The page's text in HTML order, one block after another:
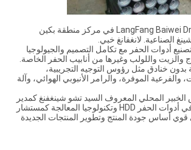
تقع شركة LangFang Baiwei Drill Co.,Ltd في مركز منطقة بكين
الصناعية. لانغفانغ خبي.
أدوات الحفر مع تكامل التصميم والجيولوجيا
والزيت واللولب وغيرها من أنابيب الحفر الخاصة.
بدون خنادق مثل رؤوس التوجيه التجريبية،
والفرعية الموفرة، والرامر الأنبوبي الهوائي، وآلة
المحلي المعروف السيد تشو شينغفنغ كمدير
عام لنا والذي شارك في أدوات الحفر HDD وتكنولوجيا المعالجة كمستشار
أساس جودة المنتج وتطوير المنتجات الجديدة